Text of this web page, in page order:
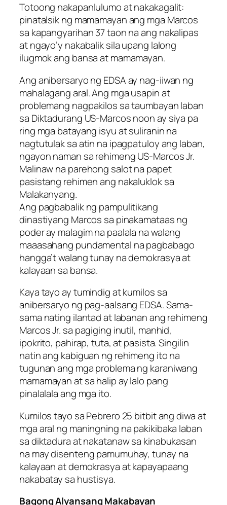
Totoong nakapanlulumo at nakakagalit:
pinatalsik ng mamamayan ang mga Marcos
sa kapangyarihan 37 taon na ang nakalipas
at ngayo’y nakabalik sila upang lalong
ilugmok ang bansa at mamamayan.
Ang anibersaryo ng EDSA ay nag-iiwan ng
mahalagang aral. Ang mga usapin at
problemang nagpakilos sa taumbayan laban
sa Diktadurang US-Marcos noon ay siya pa
ring mga batayang isyu at suliranin na
nagtutulak sa atin na ipagpatuloy ang laban,
ngayon naman sa rehimeng US-Marcos Jr.
Malinaw na parehong salot na papet
pasistang rehimen ang nakaluklok sa
Malakanyang.
Ang pagbabalik ng pampulitikang
dinastiyang Marcos sa pinakamataas ng
poder ay malagim na paalala na walang
maaasahang pundamental na pagbabago
hangga’t walang tunay na demokrasya at
kalayaan sa bansa.
Kaya tayo ay tumindig at kumilos sa
anibersaryo ng pag-aalsang EDSA. Sama-
sama nating ilantad at labanan ang rehimeng
Marcos Jr. sa pagiging inutil, manhid,
ipokrito, pahirap, tuta, at pasista. Singilin
natin ang kabiguan ng rehimeng ito na
tugunan ang mga problema ng karaniwang
mamamayan at sa halip ay lalo pang
pinalalala ang mga ito.
Kumilos tayo sa Pebrero 25 bitbit ang diwa at
mga aral ng maningning na pakikibaka laban
sa diktadura at nakatanaw sa kinabukasan
na may disenteng pamumuhay, tunay na
kalayaan at demokrasya at kapayapaang
nakabatay sa hustisya.
Bagong Alyansang Makabayan